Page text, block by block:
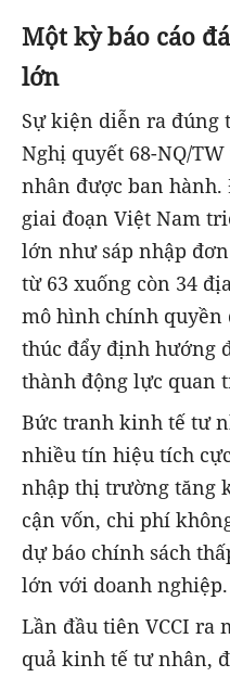
Một kỳ báo cáo
lớn
Sự kiện diễn ra
Nghị quyết 68-NQ/
nhân được ban
giai đoạn Việt Nam
lớn như sáp nhập
từ 63 xuống còn 34
mô hình chính quyền
thúc đẩy định hướng
thành động lực quan
Bức tranh kinh tế tư
nhiều tín hiệu tích
nhập thị trường tăng
cận vốn, chi phí
dự báo chính sách
lớn với doanh nghiệp.
Lần đầu tiên VCCI ra
quả kinh tế tư nhân,